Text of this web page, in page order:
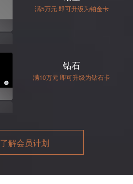
满5万元 即可升级为铂金卡
钻石
满10万元 即可升级为钻石卡
了解会员计划